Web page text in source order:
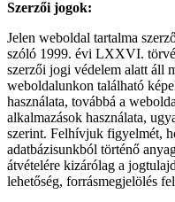
Szerzői jogok:
Jelen weboldal tartalma
szóló 1999. évi LXXVI.
szerzői jogi védelem alatt áll
weboldalunkon található
használata, továbbá a
alkalmazások használata,
szerint. Felhívjuk figyelmét,
adatbázisunkból történő
átvételére kizárólag a
lehetőség, forrásmegjelölés